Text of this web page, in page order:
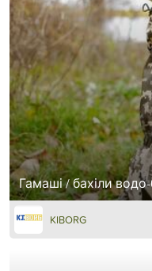
Гамаші / бахіли
KIBORG